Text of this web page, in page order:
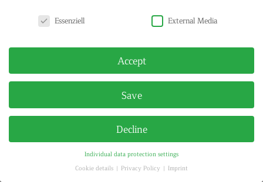
IMPRINT
PRIVACY POLICY
© HELGA MARIA KLOSTERFELDE | ALL RIGHTS RESERVED
Essenziell
External Media
Accept
Save
Decline
Individual data protection settings
Cookie details
Privacy Policy Imprint